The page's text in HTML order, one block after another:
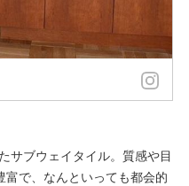
サブウェイタイル。質感や目
で、なんといっても都会的